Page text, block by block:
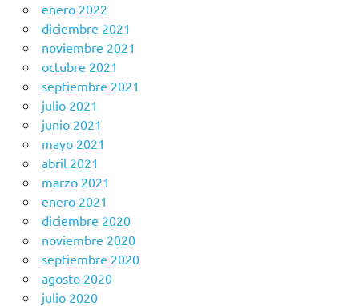
enero 2022
diciembre 2021
noviembre 2021
octubre 2021
septiembre 2021
julio 2021
junio 2021
mayo 2021
abril 2021
marzo 2021
enero 2021
diciembre 2020
noviembre 2020
septiembre 2020
agosto 2020
julio 2020